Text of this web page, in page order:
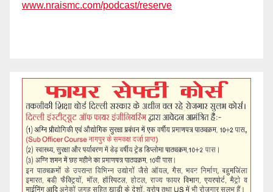
www.nraismc.com/podcast/reserve